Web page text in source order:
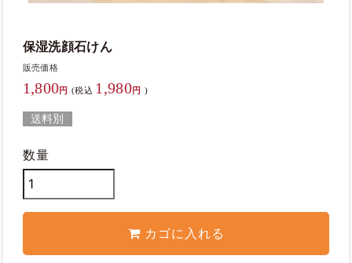
保湿洗顔石けん
販売価格
1,800円 (税込 1,980円 )
送料別
数量
カゴに入れる